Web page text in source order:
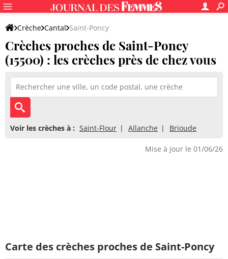
Crèche Cantal Saint-Poncy
Crèches proches de Saint-Poncy
(15500) : les crèches près de chez vous
Voir les crèches à : Saint-Flour Allanche Brioude
Mise à jour le 01/06/26
Carte des crèches proches de Saint-Poncy